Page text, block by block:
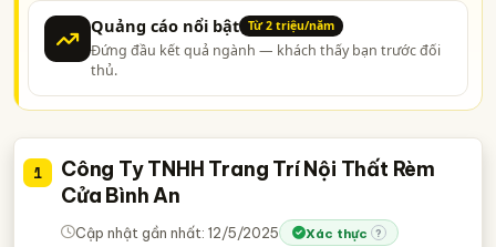
Quảng cáo nổi bật Từ 2 triệu/năm
Đứng đầu kết quả ngành — khách thấy bạn trước đối
thủ.
1
Công Ty TNHH Trang Trí Nội Thất Rèm
Cửa Bình An
Cập nhật gần nhất: 12/5/2025 Xác thực ?